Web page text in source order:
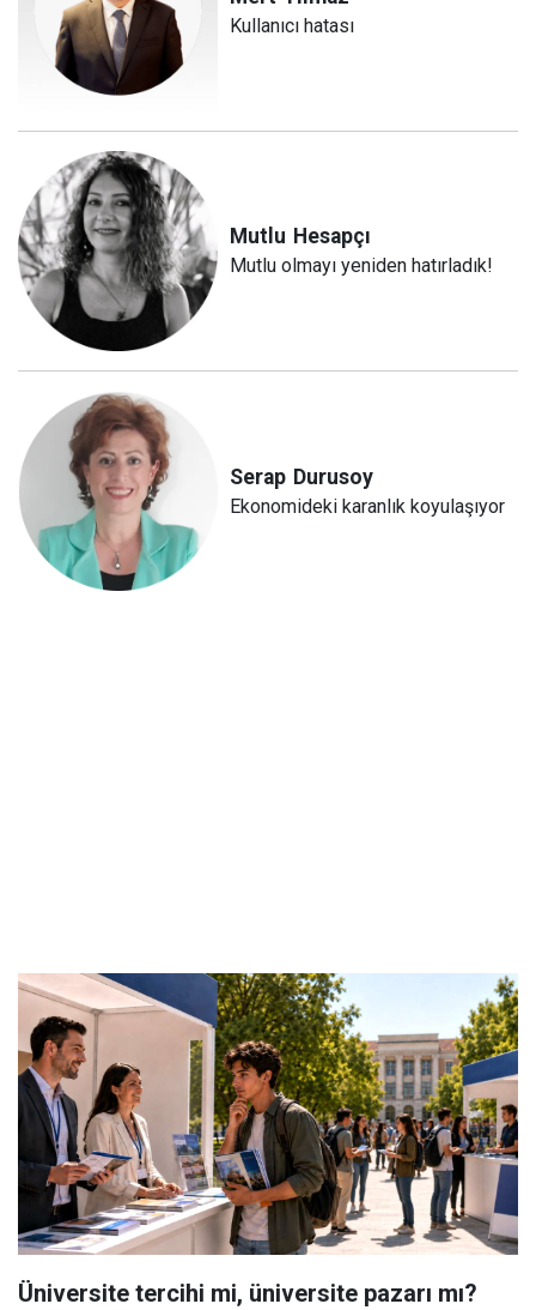
Kullanıcı hatası
Mutlu Hesapçı
Mutlu olmayı yeniden hatırladık!
Serap Durusoy
Ekonomideki karanlık koyulaşıyor
Üniversite tercihi mi, üniversite pazarı mı?